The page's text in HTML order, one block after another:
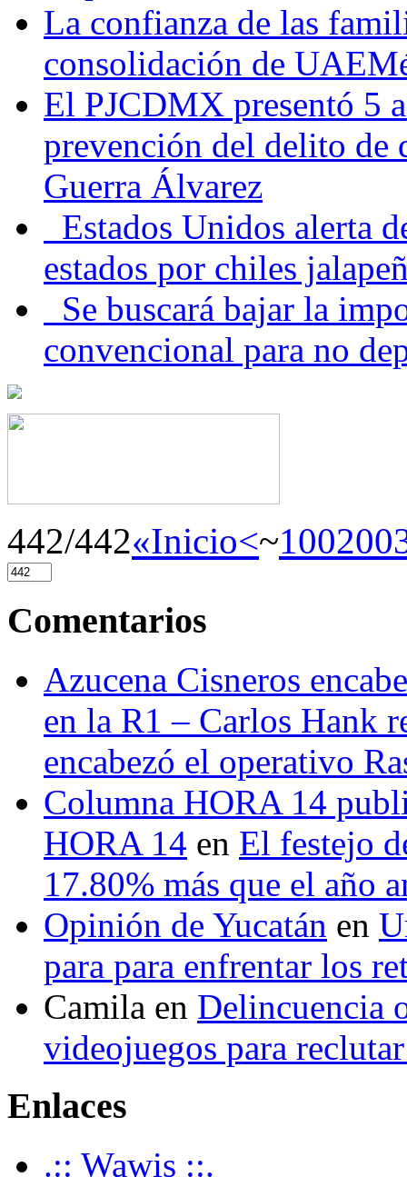
La confianza de las
consolidación de
El PJCDMX presentó 5
prevención del delito de
Guerra Álvarez
Estados Unidos alerta
estados por chiles
Se buscará bajar la
convencional para no
442/442«Inicio<~100200
Comentarios
Azucena Cisneros
en la R1 – Carlos Hank
encabezó el operativo
Columna HORA 14
HORA 14 en El festejo
17.80% más que el año
Opinión de Yucatán en
para para enfrentar los
Camila en Delincuencia
videojuegos para
Enlaces
.:: Wawis ::.